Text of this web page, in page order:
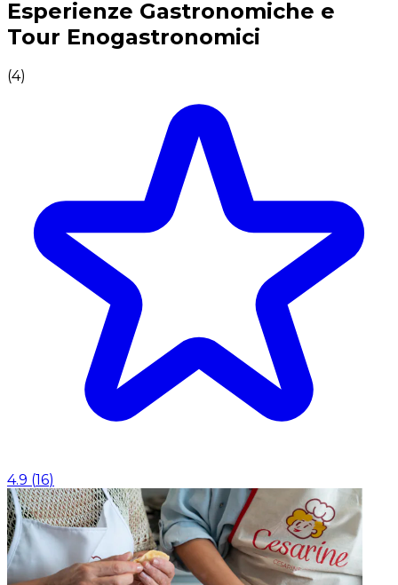
Esperienze Gastronomiche e
Tour Enogastronomici
(4)
4.9 (16)